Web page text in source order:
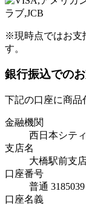
※現時点ではお支
す。
銀行振込での
下記の口座に商品
金融機関
西日本シテ
支店名
大橋駅前支店
口座番号
普通 3185039
口座名義